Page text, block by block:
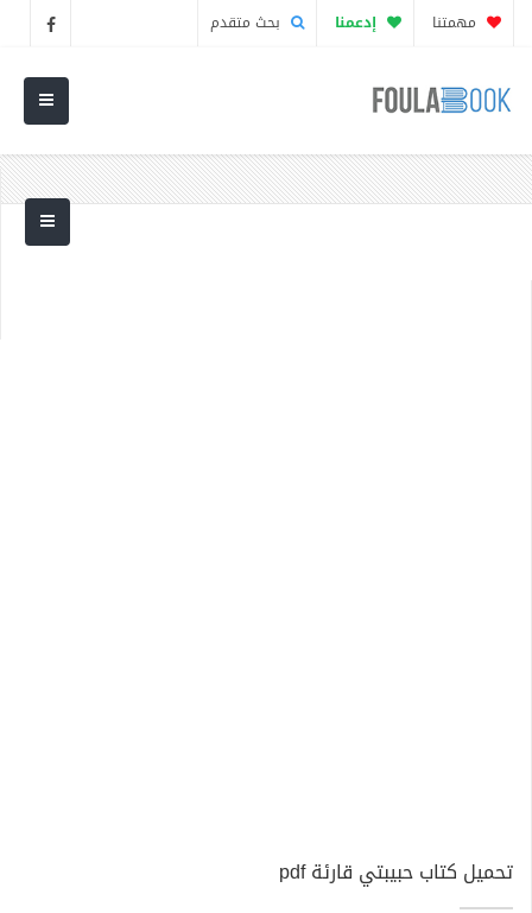
مهمتنا إدعمنا بحث متقدم
تحميل كتاب حبيبتي قارئة pdf